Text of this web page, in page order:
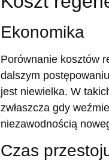
Ekonomika
Porównanie kosztów
dalszym
jest niewielka. W
zwłaszcza gdy
niezawodnością
Czas